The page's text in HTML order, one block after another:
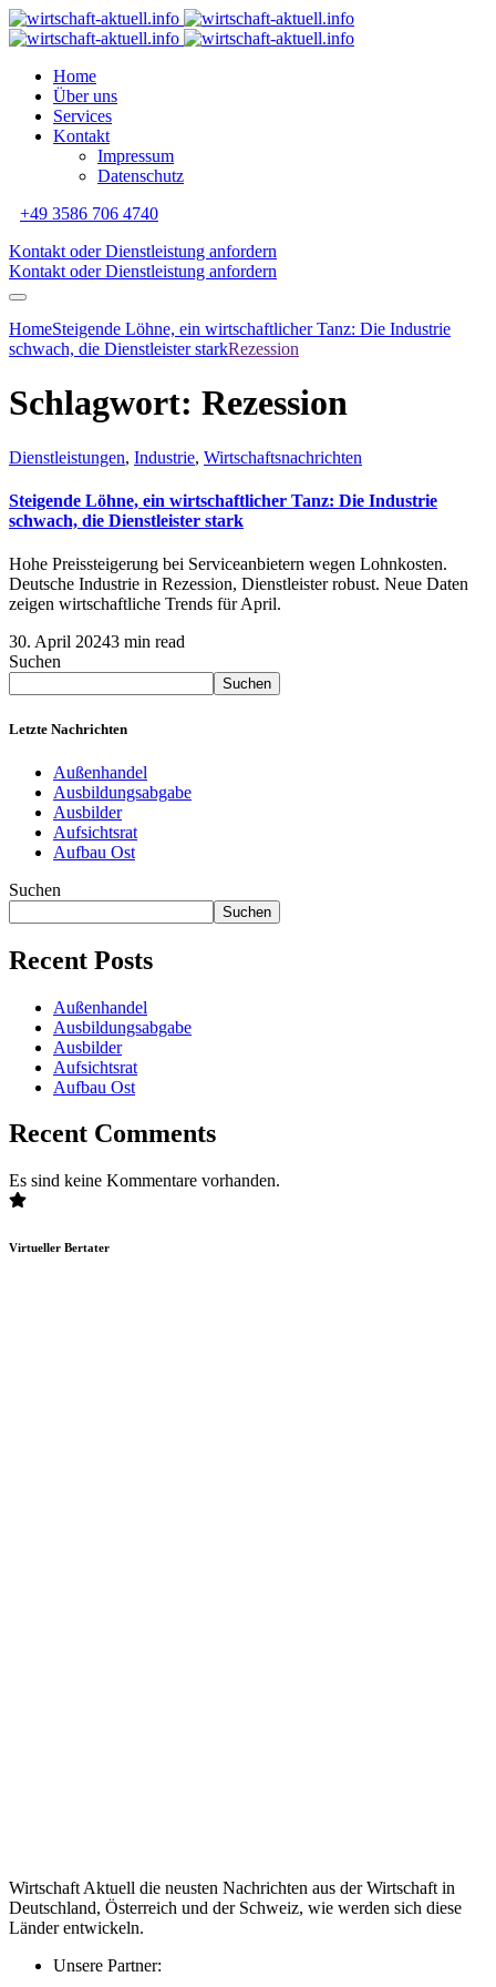
Home
Über uns
Services
Kontakt
Impressum
Datenschutz
+49 3586 706 4740
Kontakt oder Dienstleistung anfordern
Kontakt oder Dienstleistung anfordern
HomeSteigende Löhne, ein wirtschaftlicher Tanz: Die Industrie
schwach, die Dienstleister starkRezession
Schlagwort: Rezession
Dienstleistungen, Industrie, Wirtschaftsnachrichten
Steigende Löhne, ein wirtschaftlicher Tanz: Die Industrie
schwach, die Dienstleister stark
Hohe Preissteigerung bei Serviceanbietern wegen Lohnkosten.
Deutsche Industrie in Rezession, Dienstleister robust. Neue Daten
zeigen wirtschaftliche Trends für April.
30. April 20243 min read
Suchen
Suchen
Letzte Nachrichten
Außenhandel
Ausbildungsabgabe
Ausbilder
Aufsichtsrat
Aufbau Ost
Suchen
Suchen
Recent Posts
Außenhandel
Ausbildungsabgabe
Ausbilder
Aufsichtsrat
Aufbau Ost
Recent Comments
Es sind keine Kommentare vorhanden.
Virtueller Bertater
Wirtschaft Aktuell die neusten Nachrichten aus der Wirtschaft in
Deutschland, Österreich und der Schweiz, wie werden sich diese
Länder entwickeln.
Unsere Partner: